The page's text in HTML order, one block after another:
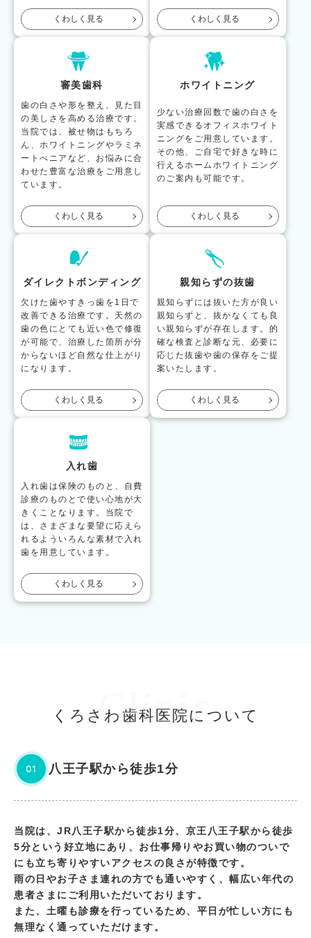
くわしく見る くわしく見る
審美歯科
歯の白さや形を整え、見た目
の美しさを高める治療です。
当院では、被せ物はもちろ
ん、ホワイトニングやラミネ
ートべニアなど、お悩みに合
わせた豊富な治療をご用意し
ています。
くわしく見る
ホワイトニング
少ない治療回数で歯の白さを
実感できるオフィスホワイト
ニングをご用意しています。
その他、ご自宅で好きな時に
行えるホームホワイトニング
のご案内も可能です。
くわしく見る
ダイレクトボンディング
欠けた歯やすきっ歯を1日で
改善できる治療です。天然の
歯の色にとても近い色で修復
が可能で、治療した箇所が分
からないほど自然な仕上がり
になります。
くわしく見る
親知らずの抜歯
親知らずには抜いた方が良い
親知らずと、抜かなくても良
い親知らずが存在します。的
確な検査と診断な元、必要に
応じた抜歯や歯の保存をご提
案いたします。
くわしく見る
入れ歯
入れ歯は保険のものと、自費
診療のものとで使い心地が大
きくことなります。当院で
は、さまざまな要望に応えら
れるよういろんな素材で入れ
歯を用意しています。
くわしく見る
Clinic
くろさわ歯科医院について
01 八王子駅から徒歩1分
当院は、JR八王子駅から徒歩1分、京王八王子駅から徒歩
5分という好立地にあり、お仕事帰りやお買い物のついで
にも立ち寄りやすいアクセスの良さが特徴です。
雨の日やお子さま連れの方でも通いやすく、幅広い年代の
患者さまにご利用いただいております。
また、土曜も診療を行っているため、平日が忙しい方にも
無理なく通っていただけます。